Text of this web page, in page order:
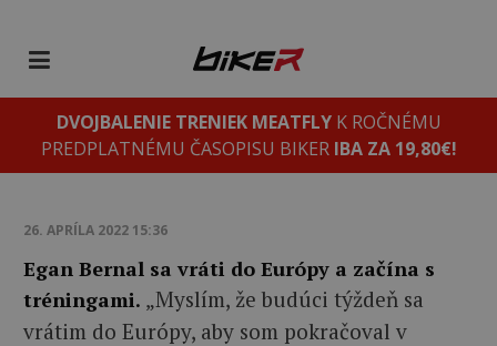
DVOJBALENIE TRENIEK MEATFLYK ROČNÉMU
PREDPLATNÉMU ČASOPISU BIKER IBA ZA 19,80€!
26. APRÍLA 2022 15:36
Egan Bernal sa vráti do Európy a začína s
tréningami. „Myslím, že budúci týždeň sa
vrátim do Európy, aby som pokračoval v